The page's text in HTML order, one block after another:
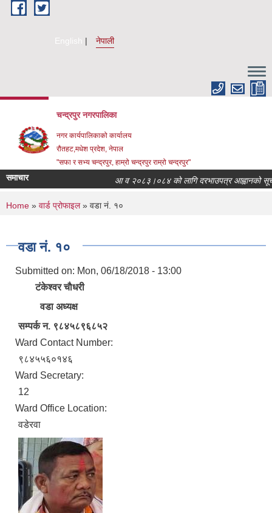
Skip to main content
English नेपाली
चन्द्रपुर नगरपालिका
नगर कार्यपालिकाको कार्यालय
रौतहट,मधेश प्रदेश, नेपाल
"सफा र सभ्य चन्द्रपुर, हाम्रो चन्द्रपुर राम्रो चन्द्रपुर"
समाचार आ व २०८३।०८४ को लागि दरभाउपत्र आह्वानको
You are here
Home » वार्ड प्रोफाइल» वडा नं. १०
वडा नं. १०
Submitted on: Mon, 06/18/2018 - 13:00
टंकेश्वर चाैधरी
वडा अध्यक्ष
सम्पर्क न. ९८४५८९६८५२
Ward Contact Number:
९८४५५६०१४६
Ward Secretary:
12
Ward Office Location:
वडेरवा